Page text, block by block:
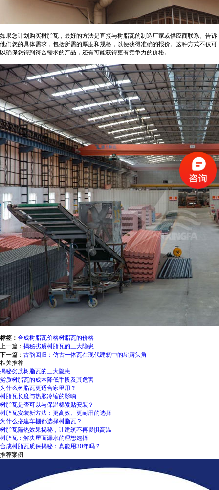
如果您计划购买树脂瓦，最好的方法是直接与树脂瓦的制造厂家或供应商联系。告诉
他们您的具体需求，包括所需的厚度和规格，以便获得准确的报价。这种方式不仅可
以确保您得到符合需求的产品，还有可能获得更有竞争力的价格。
标签： 合成树脂瓦价格树脂瓦的价格
上一篇： 揭秘劣质树脂瓦的三大隐患
下一篇： 古韵回归：仿古一体瓦在现代建筑中的崭露头角
相关推荐
揭秘劣质树脂瓦的三大隐患
劣质树脂瓦的成本降低手段及其危害
为什么树脂瓦更适合家里用？
树脂瓦长度与热胀冷缩的影响
树脂瓦是否可以与保温棉紧贴安装？
树脂瓦安装新方法：更高效、更耐用的选择
为什么搭建车棚都选择树脂瓦？
树脂瓦隔热效果揭秘，让建筑不再畏惧高温
树脂瓦：解决屋面漏水的理想选择
合成树脂瓦质保揭秘：真能用30年吗？
推荐案例